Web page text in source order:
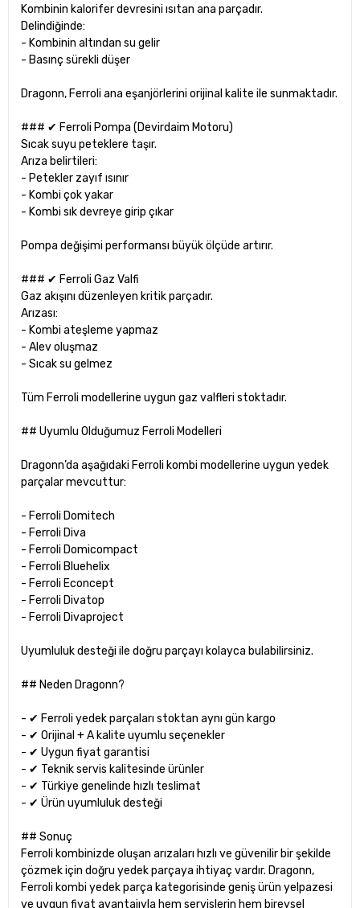
Kombinin kalorifer devresini ısıtan ana parçadır.
Delindiğinde:
- Kombinin altından su gelir
- Basınç sürekli düşer
Dragonn, Ferroli ana eşanjörlerini orijinal kalite ile sunmaktadır.
### ✔ Ferroli Pompa (Devirdaim Motoru)
Sıcak suyu peteklere taşır.
Arıza belirtileri:
- Petekler zayıf ısınır
- Kombi çok yakar
- Kombi sık devreye girip çıkar
Pompa değişimi performansı büyük ölçüde artırır.
### ✔ Ferroli Gaz Valfi
Gaz akışını düzenleyen kritik parçadır.
Arızası:
- Kombi ateşleme yapmaz
- Alev oluşmaz
- Sıcak su gelmez
Tüm Ferroli modellerine uygun gaz valfleri stoktadır.
## Uyumlu Olduğumuz Ferroli Modelleri
Dragonn’da aşağıdaki Ferroli kombi modellerine uygun yedek
parçalar mevcuttur:
- Ferroli Domitech
- Ferroli Diva
- Ferroli Domicompact
- Ferroli Bluehelix
- Ferroli Econcept
- Ferroli Divatop
- Ferroli Divaproject
Uyumluluk desteği ile doğru parçayı kolayca bulabilirsiniz.
## Neden Dragonn?
- ✔ Ferroli yedek parçaları stoktan aynı gün kargo
- ✔ Orijinal + A kalite uyumlu seçenekler
- ✔ Uygun fiyat garantisi
- ✔ Teknik servis kalitesinde ürünler
- ✔ Türkiye genelinde hızlı teslimat
- ✔ Ürün uyumluluk desteği
## Sonuç
Ferroli kombinizde oluşan arızaları hızlı ve güvenilir bir şekilde
çözmek için doğru yedek parçaya ihtiyaç vardır. Dragonn,
Ferroli kombi yedek parça kategorisinde geniş ürün yelpazesi
ve uygun fiyat avantajıyla hem servislerin hem bireysel